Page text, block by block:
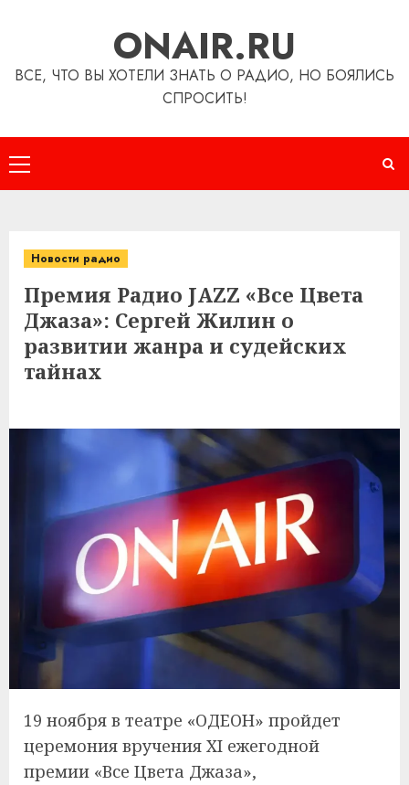
ONAIR.RU
ВСЕ, ЧТО ВЫ ХОТЕЛИ ЗНАТЬ О РАДИО, НО БОЯЛИСЬ
СПРОСИТЬ!
Основное
меню
Новости радио
Премия Радио JAZZ «Все Цвета
Джаза»: Сергей Жилин о
развитии жанра и судейских
тайнах
19 ноября в театре «ОДЕОН» пройдет
церемония вручения XI ежегодной
премии «Все Цвета Джаза»,